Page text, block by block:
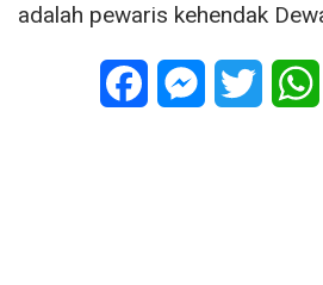
adalah pewaris kehendak
FacebookMessenger
Twitter